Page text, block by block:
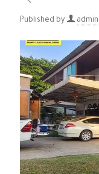
Published by admin